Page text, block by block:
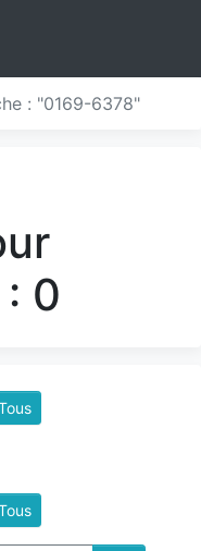
: "0169-6378"
0